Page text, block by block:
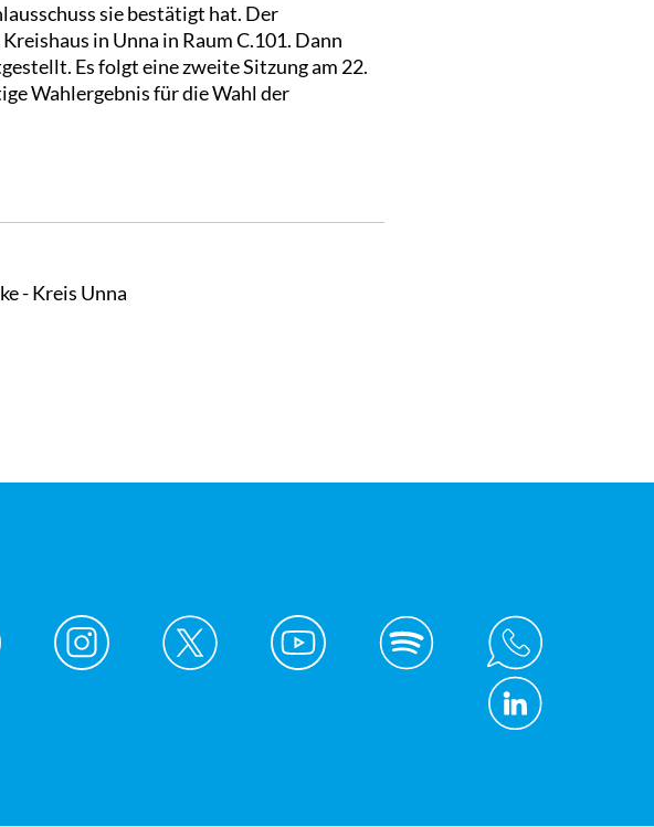
sie bestätigt hat. Der
in Unna in Raum C.101. Dann
Es folgt eine zweite Sitzung am 22.
Wahlergebnis für die Wahl der
- Kreis Unna